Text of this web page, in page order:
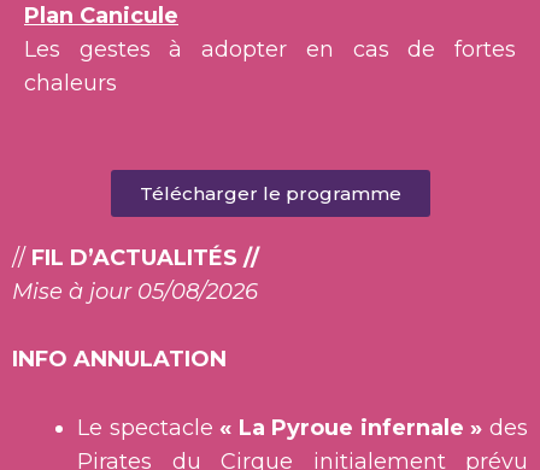
Plan Canicule
Les gestes à adopter en cas de fortes
chaleurs
Télécharger le programme
// FIL D’ACTUALITÉS //
Mise à jour 05/08/2026
INFO ANNULATION
Le spectacle« La Pyroue infernale » des
Pirates du Cirque initialement prévu